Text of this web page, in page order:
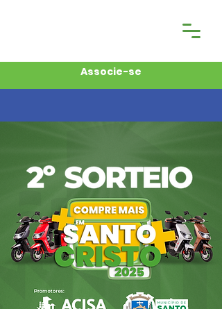
Associe-se